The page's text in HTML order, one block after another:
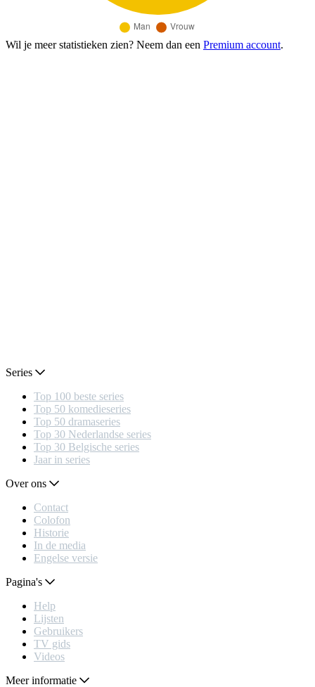
Wil je meer statistieken zien? Neem dan een Premium account.
Series
Top 100 beste series
Top 50 komedieseries
Top 50 dramaseries
Top 30 Nederlandse series
Top 30 Belgische series
Jaar in series
Over ons
Contact
Colofon
Historie
In de media
Engelse versie
Pagina's
Help
Lijsten
Gebruikers
TV gids
Videos
Meer informatie